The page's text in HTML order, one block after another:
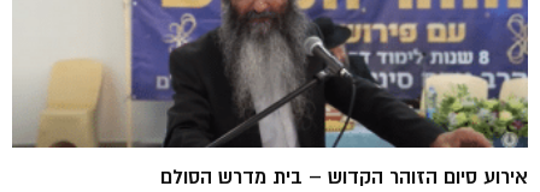
אירוע סיום הזוהר הקדוש – בית מדרש הסולם